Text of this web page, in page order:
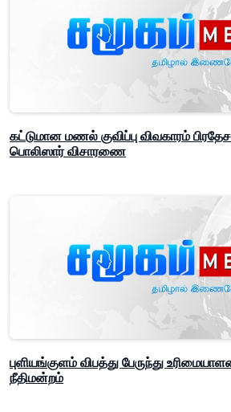
கட்டுமான மணல் குவிப்பு விவகாரம்
பொலிஸார் விசாரணை
புளியங்குளம் விபத்து பேருந்து
நீதிமன்றம்